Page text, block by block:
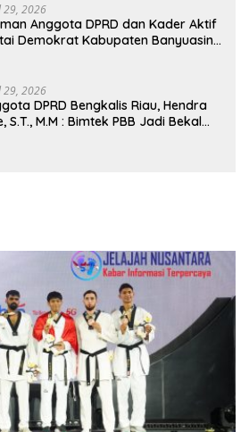
29, 2026
Anggota DPRD dan Kader Aktif
Demokrat Kabupaten Banyuasin
29, 2026
DPRD Bengkalis Riau, Hendra
S.T., M.M : Bimtek PBB Jadi Bekal